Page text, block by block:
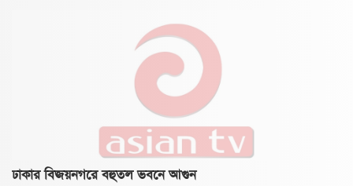
ঢাকার বিজয়নগরে বহুতল ভবনে আগুন